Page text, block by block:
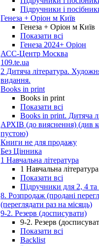
Підручники і
Генеза + Оріон м Київ
Генеза + Оріон м Київ
Показати всі
Генеза 2024+ Оріон
АСС-Центр Москва
109.te.ua
2 Дитяча література.
видання.
Books in print
Books in print
Показати всі
Books in print. Дитяча
АРХІВ (до вияснення) (див
пустою)
Книги не для продажу
Без Цінника
1 Навчальна література
1 Навчальна література
Показати всі
Підручники для 2, 4 та
8. Розпродаж (продані
(переглядати раз на місяць)
9-2. Резерв (досписувати)
9-2. Резерв
Показати всі
Backlist